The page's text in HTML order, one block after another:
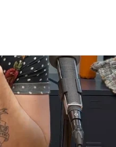
Cuerpos
show de